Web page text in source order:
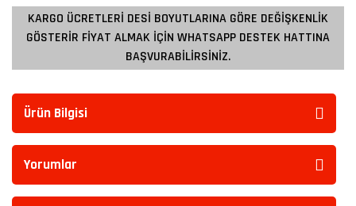
KARGO ÜCRETLERİ DESİ BOYUTLARINA GÖRE DEĞİŞKENLİK
GÖSTERİR FİYAT ALMAK İÇİN WHATSAPP DESTEK HATTINA
BAŞVURABİLİRSİNİZ.
Ürün Bilgisi
Yorumlar